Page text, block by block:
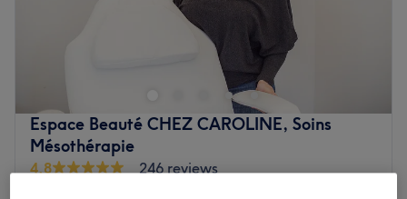
Espace Beauté CHEZ CAROLINE, Soins
Mésothérapie
4,8
246 reviews